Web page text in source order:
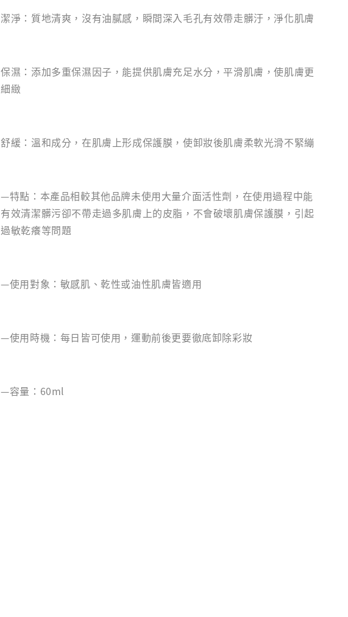
潔淨：質地清爽，沒有油膩感，瞬間深入毛孔有效帶走髒汙，淨化肌膚
保濕：添加多重保濕因子，能提供肌膚充足水分，平滑肌膚，使肌膚更
細緻
舒緩：溫和成分，在肌膚上形成保護膜，使卸妝後肌膚柔軟光滑不緊繃
—特點：本產品相較其他品牌未使用大量介面活性劑，在使用過程中能
有效清潔髒污卻不帶走過多肌膚上的皮脂，不會破壞肌膚保護膜，引起
過敏乾癢等問題
—使用對象：敏感肌、乾性或油性肌膚皆適用
—使用時機：每日皆可使用，運動前後更要徹底卸除彩妝
—容量：60ml